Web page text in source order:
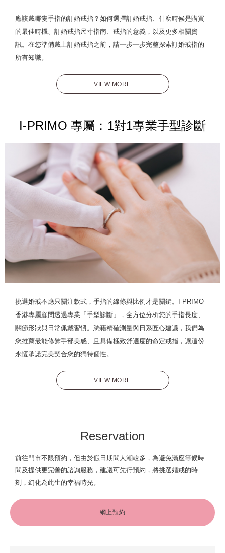
應該戴哪隻手指的訂婚戒指？如何選擇訂婚戒指、什麼時候是購買
的最佳時機、訂婚戒指尺寸指南、戒指的意義，以及更多相關資
訊。在您準備戴上訂婚戒指之前，請一步一步完整探索訂婚戒指的
所有知識。
VIEW MORE
I-PRIMO 專屬：1對1專業手型診斷
挑選婚戒不應只關注款式，手指的線條與比例才是關鍵。I-PRIMO
香港專屬顧問透過專業「手型診斷」，全方位分析您的手指長度、
關節形狀與日常佩戴習慣。憑藉精確測量與日系匠心建議，我們為
您推薦最能修飾手部美感、且具備極致舒適度的命定戒指，讓這份
永恆承諾完美契合您的獨特個性。
VIEW MORE
Reservation
前往門市不限預約，但由於假日期間人潮較多，為避免滿座等候時
間及提供更完善的諮詢服務，建議可先行預約，將挑選婚戒的時
刻，幻化為此生的幸福時光。
網上預約